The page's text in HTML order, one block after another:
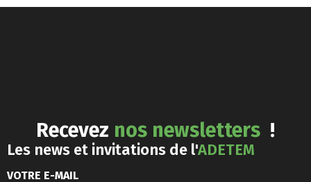
Recevez nos newsletters !
Les news et invitations de l'ADETEM